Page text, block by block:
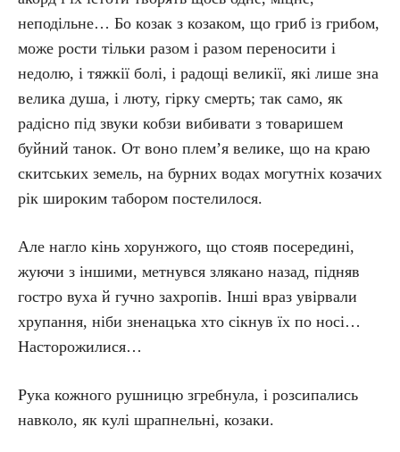
неподільне… Бо козак з козаком, що гриб із грибом,
може рости тільки разом і разом переносити і
недолю, і тяжкії болі, і радощі великії, які лише зна
велика душа, і люту, гірку смерть; так само, як
радісно під звуки кобзи вибивати з товаришем
буйний танок. От воно плем’я велике, що на краю
скитських земель, на бурних водах могутніх козачих
рік широким табором постелилося.
Але нагло кінь хорунжого, що стояв посередині,
жуючи з іншими, метнувся злякано назад, підняв
гостро вуха й гучно захропів. Інші враз увірвали
хрупання, ніби зненацька хто сікнув їх по носі…
Насторожилися…
Рука кожного рушницю згребнула, і розсипались
навколо, як кулі шрапнельні, козаки.